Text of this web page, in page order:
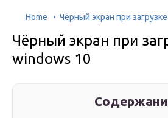
Home Чёрный экран при
Чёрный экран при
windows 10